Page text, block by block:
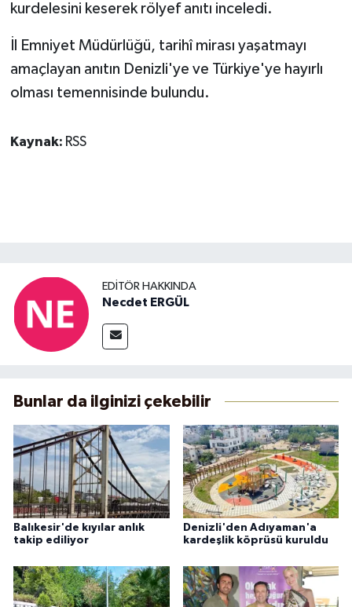
kurdelesini keserek rölyef anıtı inceledi.
İl Emniyet Müdürlüğü, tarihî mirası yaşatmayı
amaçlayan anıtın Denizli'ye ve Türkiye'ye hayırlı
olması temennisinde bulundu.
Kaynak: RSS
EDITÖR HAKKINDA
Necdet ERGÜL
Bunlar da ilginizi çekebilir
Balıkesir'de kıyılar anlık
takip ediliyor
Denizli'den Adıyaman'a
kardeşlik köprüsü kuruldu